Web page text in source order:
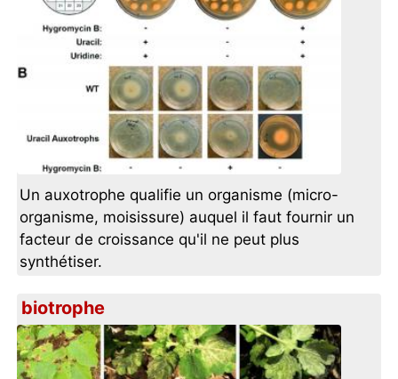
Un auxotrophe qualifie un organisme (micro-
organisme, moisissure) auquel il faut fournir un
facteur de croissance qu'il ne peut plus
synthétiser.
biotrophe